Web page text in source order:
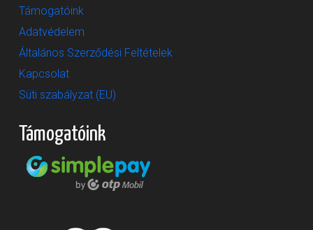
Támogatóink
Adatvédelem
Általános Szerződési Feltételek
Kapcsolat
Süti szabályzat (EU)
Támogatóink